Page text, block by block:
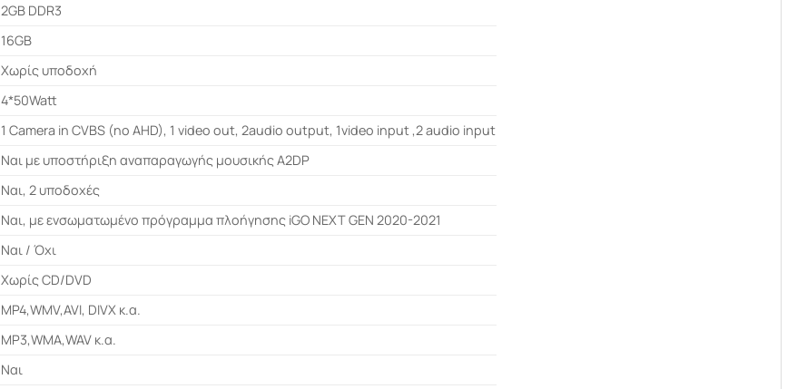
2GB DDR3
16GB
Χωρίς υποδοχή
4*50Watt
1 Camera in CVBS (no AHD), 1 video out, 2audio output, 1video input ,2 audio input
Ναι με υποστήριξη αναπαραγωγής μουσικής A2DP
Ναι, 2 υποδοχές
Ναι, με ενσωματωμένο πρόγραμμα πλοήγησης iGO NEXT GEN 2020-2021
Ναι / Όχι
Χωρίς CD/DVD
MP4,WMV,AVI, DIVX κ.α.
MP3,WMA,WAV κ.α.
Ναι